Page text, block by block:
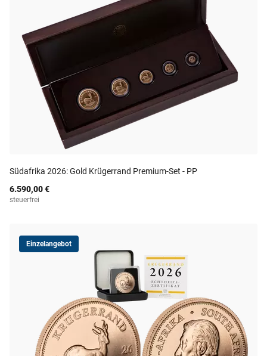
Südafrika 2026: Gold Krügerrand Premium-Set - PP
6.590,00 €
steuerfrei
Einzelangebot